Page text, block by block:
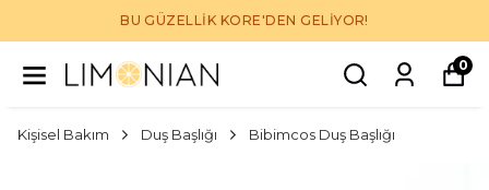
BU GÜZELLİK KORE'DEN GELİYOR!
0
Kişisel Bakım Duş Başlığı Bibimcos Duş Başlığı